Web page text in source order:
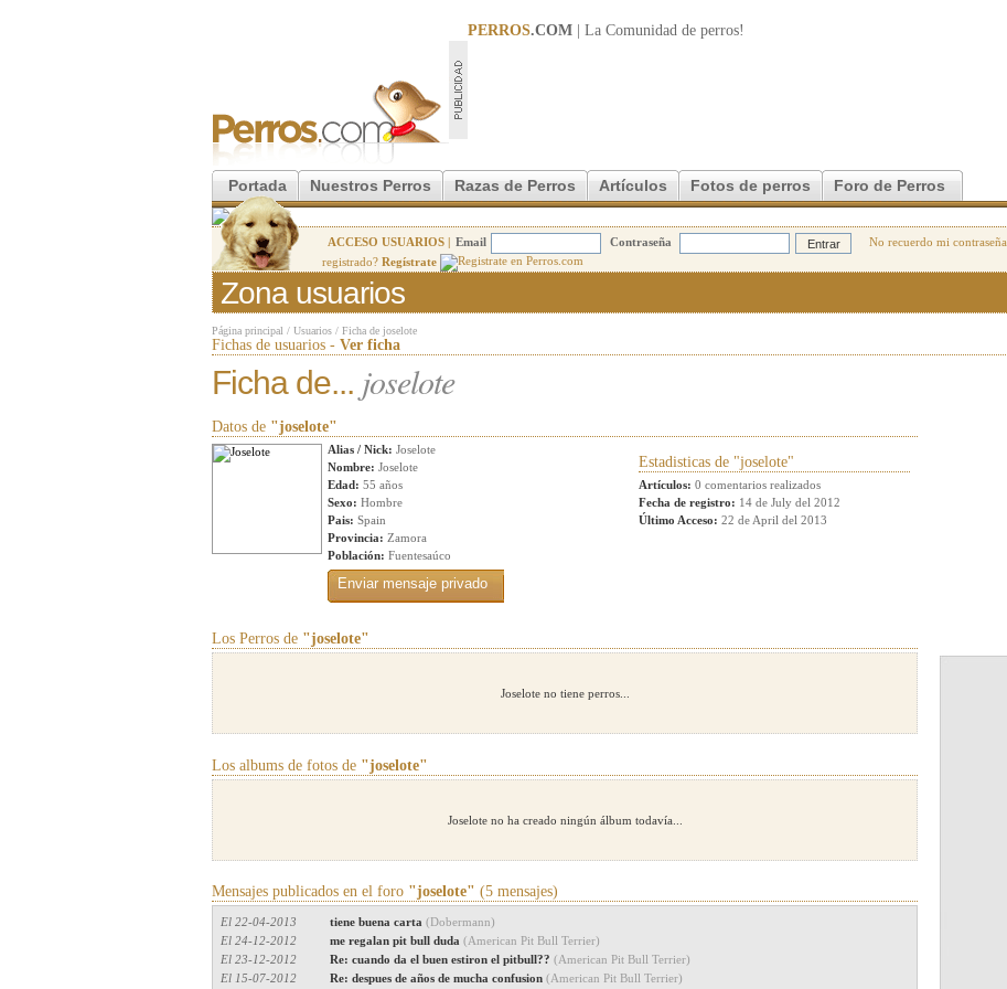
PERROS.COM | La Comunidad de perros!
Portada Nuestros Perros Razas de Perros Artículos Fotos de perros Foro de Perros
ACCESO USUARIOS | Email Contraseña No recuerdo mi contraseña
registrado? Regístrate
Zona usuarios
Página principal / Usuarios / Ficha de joselote
Fichas de usuarios - Ver ficha
Ficha de... joselote
Datos de "joselote"
Alias / Nick: Joselote
Nombre: Joselote
Edad: 55 años
Sexo: Hombre
Pais: Spain
Provincia: Zamora
Población: Fuentesaúco
Estadisticas de "joselote"
Artículos: 0 comentarios realizados
Fecha de registro: 14 de July del 2012
Último Acceso: 22 de April del 2013
Los Perros de "joselote"
Joselote no tiene perros...
Los albums de fotos de "joselote"
Joselote no ha creado ningún álbum todavía...
Mensajes publicados en el foro "joselote" (5 mensajes)
El 22-04-2013 tiene buena carta (Dobermann)
El 24-12-2012
me regalan pit bull duda (American Pit Bull Terrier)
El 23-12-2012
Re: cuando da el buen estiron el pitbull?? (American Pit Bull Terrier)
El 15-07-2012
Re: despues de años de mucha confusion (American Pit Bull Terrier)